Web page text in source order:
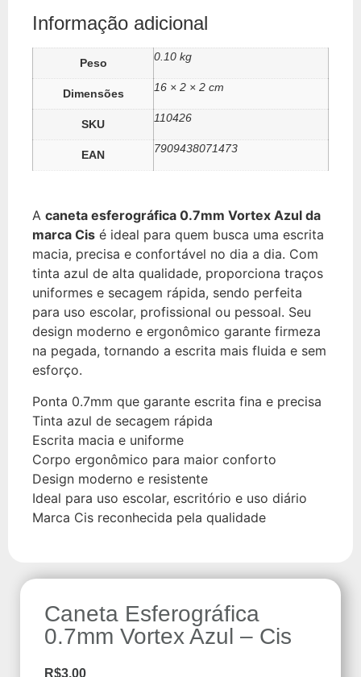
Informação adicional
Peso 0.10 kg
Dimensões 16 × 2 × 2 cm
SKU 110426
EAN 7909438071473
A caneta esferográfica 0.7mm Vortex Azul da
marca Cis é ideal para quem busca uma escrita
macia, precisa e confortável no dia a dia. Com
tinta azul de alta qualidade, proporciona traços
uniformes e secagem rápida, sendo perfeita
para uso escolar, profissional ou pessoal. Seu
design moderno e ergonômico garante firmeza
na pegada, tornando a escrita mais fluida e sem
esforço.
Ponta 0.7mm que garante escrita fina e precisa
Tinta azul de secagem rápida
Escrita macia e uniforme
Corpo ergonômico para maior conforto
Design moderno e resistente
Ideal para uso escolar, escritório e uso diário
Marca Cis reconhecida pela qualidade
Caneta Esferográfica
0.7mm Vortex Azul – Cis
R$3.00